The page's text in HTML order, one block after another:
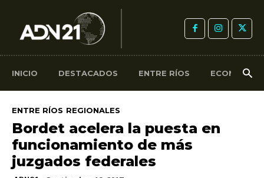
INICIO DESTACADOS ENTRE RÍOS ECONOMÍA
ENTRE RÍOS REGIONALES
Bordet acelera la puesta en
funcionamiento de más
juzgados federales